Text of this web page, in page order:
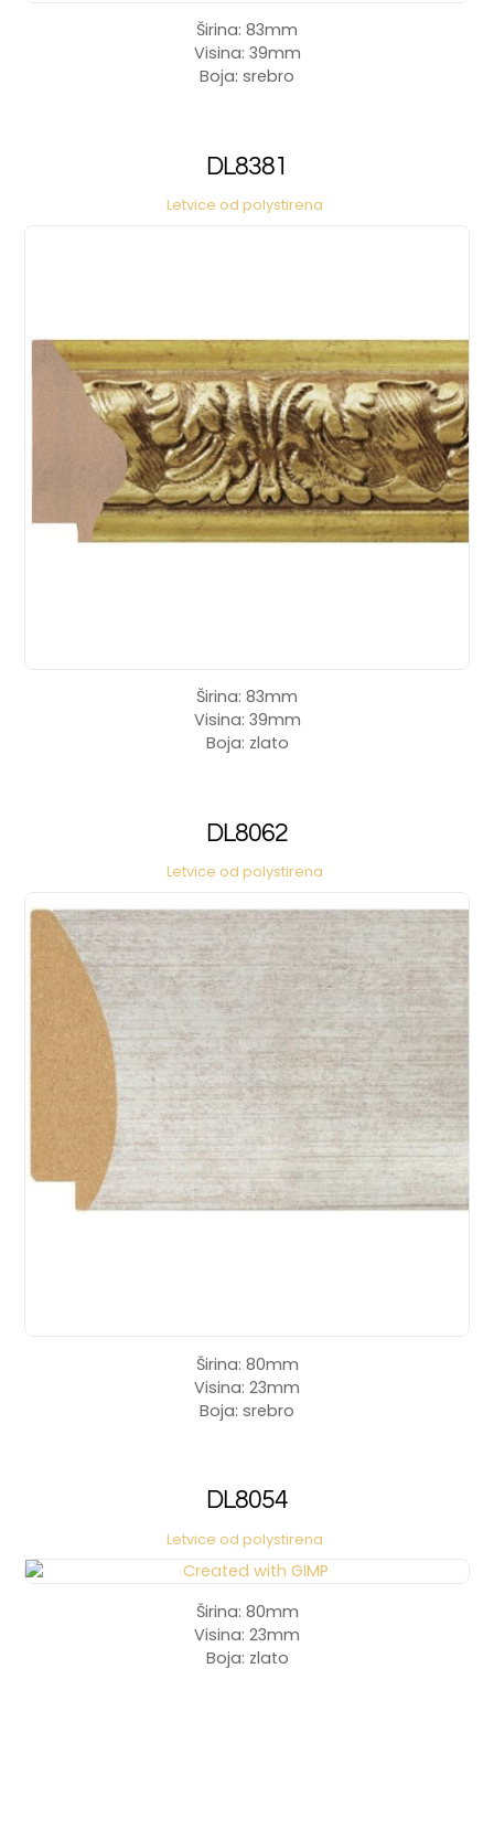
Širina: 83mm
Visina: 39mm
Boja: srebro
DL8381
Letvice od polystirena
Širina: 83mm
Visina: 39mm
Boja: zlato
DL8062
Letvice od polystirena
Širina: 80mm
Visina: 23mm
Boja: srebro
DL8054
Letvice od polystirena
Širina: 80mm
Visina: 23mm
Boja: zlato